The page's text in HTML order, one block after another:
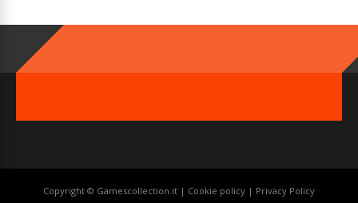
Copyright © Gamescollection.it | Cookie policy | Privacy Policy